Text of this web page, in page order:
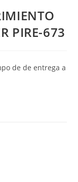
PIRE-673
de de entrega a